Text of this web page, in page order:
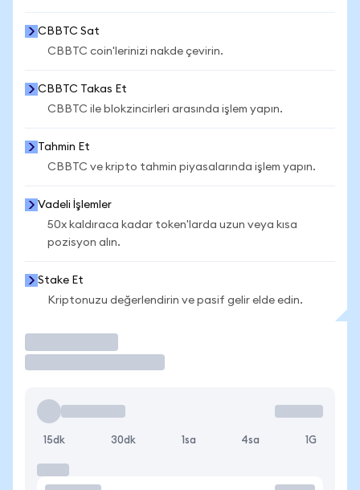
CBBTC Sat
CBBTC coin'lerinizi nakde çevirin.
CBBTC Takas Et
CBBTC ile blokzincirleri arasında işlem yapın.
Tahmin Et
CBBTC ve kripto tahmin piyasalarında işlem yapın.
Vadeli İşlemler
50x kaldıraca kadar token'larda uzun veya kısa
pozisyon alın.
Stake Et
Kriptonuzu değerlendirin ve pasif gelir elde edin.
15dk 30dk 1sa 4sa 1G